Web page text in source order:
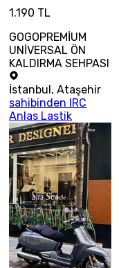
1.190 TL
GOGOPREMİUM
UNİVERSAL ÖN
KALDIRMA SEHPASI
İstanbul,Ataşehir
sahibinden IRC
Anlas Lastik